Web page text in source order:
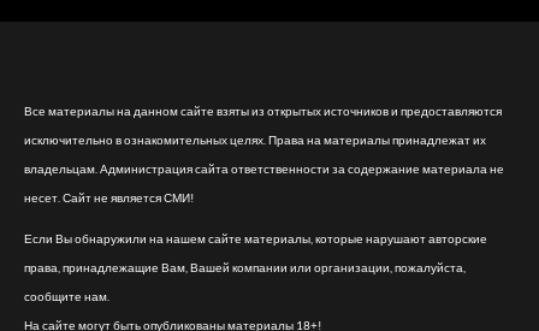
Все материалы на данном сайте взяты из открытых источников и предоставляются
исключительно в ознакомительных целях. Права на материалы принадлежат их
владельцам. Администрация сайта ответственности за содержание материала не
несет. Сайт не является СМИ!
Если Вы обнаружили на нашем сайте материалы, которые нарушают авторские
права, принадлежащие Вам, Вашей компании или организации, пожалуйста,
сообщите нам.
На сайте могут быть опубликованы материалы 18+!